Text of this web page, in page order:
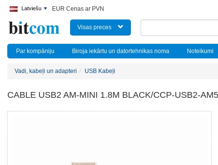
Latviešu EUR Cenas ar PVN
Visas preces
Par kompāniju Biroja iekārtu un datortehnikas noma Noteikumi
Vadi, kabeļi un adapteri USB Kabeļi
CABLE USB2 AM-MINI 1.8M BLACK/CCP-USB2-